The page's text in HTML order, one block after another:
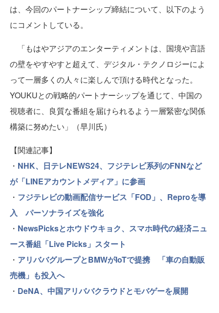
は、今回のパートナーシップ締結について、以下のよう
にコメントしている。
「もはやアジアのエンターティメントは、国境や言語
の壁をやすやすと超えて、デジタル・テクノロジーによ
って一層多くの人々に楽しんで頂ける時代となった。
YOUKUとの戦略的パートナーシップを通じて、中国の
視聴者に、良質な番組を届けられるよう一層緊密な関係
構築に努めたい」（早川氏）
【関連記事】
・ NHK、日テレNEWS24、フジテレビ系列のFNNなど
が「LINEアカウントメディア」に参画
・ フジテレビの動画配信サービス「FOD」、Reproを導
入 パーソナライズを強化
・ NewsPicksとホウドウキョク、スマホ時代の経済ニュ
ース番組「Live Picks」スタート
・ アリババグループとBMWがIoTで提携 「車の自動販
売機」も投入へ
・ DeNA、中国アリババクラウドとモバゲーを展開